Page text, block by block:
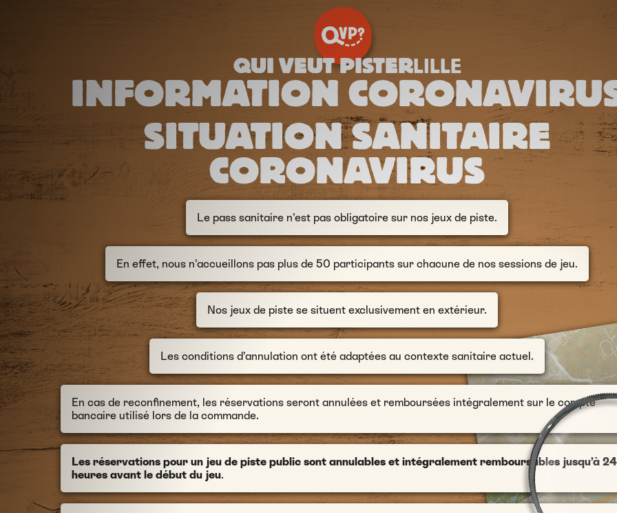
QUI VEUT PISTERLILLE
INFORMATION
SITUATION SANITAIRE
CORONAVIRUS
Le pass sanitaire n’est pas obligatoire sur nos jeux de piste.
En effet, nous n’accueillons pas plus de 50 participants sur chacune de nos sessions de jeu.
Nos jeux de piste se situent exclusivement en extérieur.
Les conditions d’annulation ont été adaptées au contexte sanitaire actuel.
En cas de reconfinement, les réservations seront annulées et remboursées intégralement sur le compte
bancaire utilisé lors de la commande.
Les réservations pour un jeu de piste public sont annulables et intégralement remboursables jusqu’à 24
heures avant le début du jeu.